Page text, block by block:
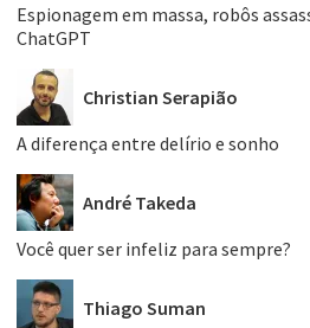
Espionagem em massa, robôs
ChatGPT
Christian Serapião
A diferença entre delírio e sonho
André Takeda
Você quer ser infeliz para sempre?
Thiago Suman